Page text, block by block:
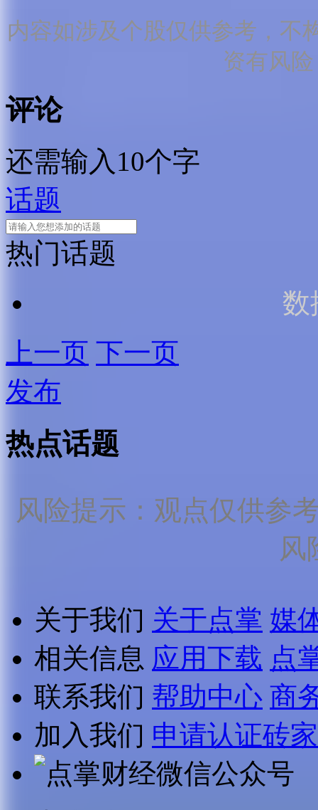
内容如涉及个股仅供参考，不
资有风
评论
还需输入10个字
话题
热门话题
数
上一页 下一页
发布
热点话题
风险提示：观点仅供参
风
关于我们 关于点掌 媒
相关信息 应用下载 点
联系我们 帮助中心 商
加入我们 申请认证砖家